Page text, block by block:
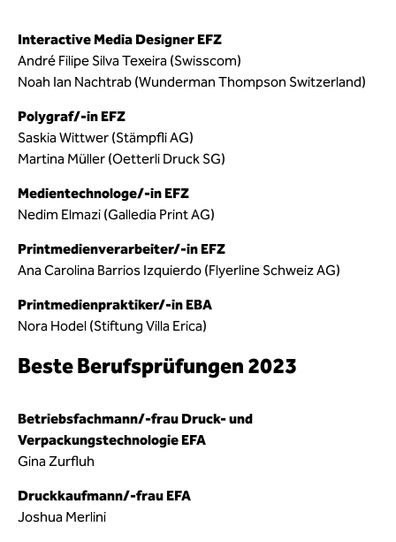
Interactive Media Designer EFZ
André Filipe Silva Texeira (Swisscom)
Noah Ian Nachtrab (Wunderman Thompson Switzerland)
Polygraf/-in EFZ
Saskia Wittwer (Stämpfli AG)
Martina Müller (Oetterli Druck SG)
Medientechnologe/-in EFZ
Nedim Elmazi (Galledia Print AG)
Printmedienverarbeiter/-in EFZ
Ana Carolina Barrios Izquierdo (Flyerline Schweiz AG)
Printmedienpraktiker/-in EBA
Nora Hodel (Stiftung Villa Erica)
Beste Berufsprüfungen 2023
Betriebsfachmann/-frau Druck- und
Verpackungstechnologie EFA
Gina Zurfluh
Druckkaufmann/-frau EFA
Joshua Merlini